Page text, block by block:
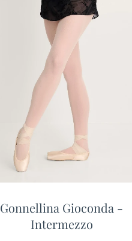
Gonnellina Gioconda -
Intermezzo